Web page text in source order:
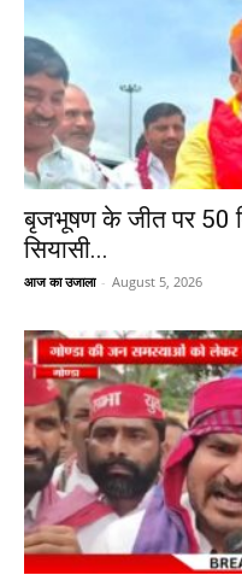
बृजभूषण के जीत पर 50
सियासी...
आज का उजाला - August 5, 2026